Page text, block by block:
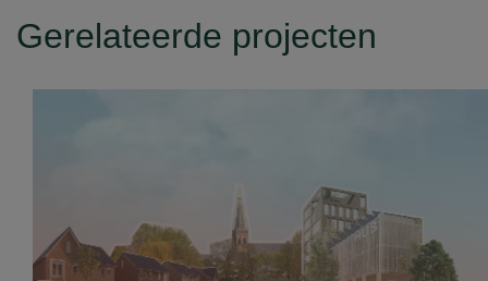
Gerelateerde projecten